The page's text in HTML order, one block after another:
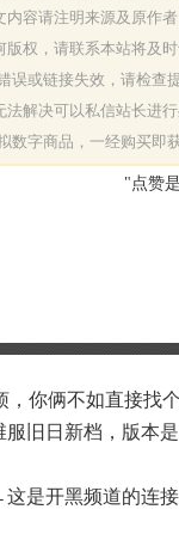
容请注明来源及原作者
权，请联系本站将及时
误或链接失效，请检查
解决可以私信站长进行
数字商品，一经购买即
"点赞
，你俩不如直接找
旧日新档，版本
这是开黑频道的连